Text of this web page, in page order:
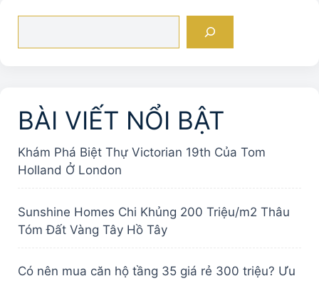
BÀI VIẾT NỔI BẬT
Khám Phá Biệt Thự Victorian 19th Của Tom
Holland Ở London
Sunshine Homes Chi Khủng 200 Triệu/m2 Thâu
Tóm Đất Vàng Tây Hồ Tây
Có nên mua căn hộ tầng 35 giá rẻ 300 triệu? Ưu